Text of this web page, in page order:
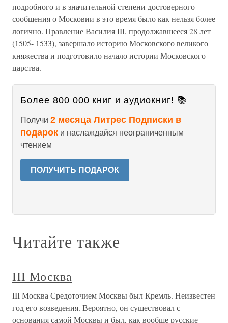
подробного и в значительной степени достоверного
сообщения о Московии в это время было как нельзя более
логично. Правление Василия III, продолжавшееся 28 лет
(1505- 1533), завершало историю Московского великого
княжества и подготовило начало истории Московского
царства.
Более 800 000 книг и аудиокниг! 📚
Получи 2 месяца Литрес Подписки в
подарок и наслаждайся неограниченным
чтением
ПОЛУЧИТЬ ПОДАРОК
Читайте также
III Москва
III Москва Средоточием Москвы был Кремль. Неизвестен
год его возведения. Вероятно, он существовал с
основания самой Москвы и был, как вообще русские